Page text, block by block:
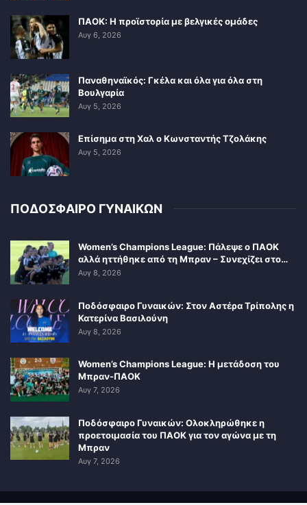
ΠΑΟΚ: Η προϊστορία με βελγικές ομάδες
Αυγ 6, 2026
Παναθηναϊκός: Γκέλα και όλα για όλα στη
Βουλγαρία
Αυγ 5, 2026
Επίσημα στη Χαλ ο Κωνσταντής Τζολάκης
Αυγ 5, 2026
ΠΟΔΟΣΦΑΙΡΟ ΓΥΝΑΙΚΩΝ
Women’s Champions League: Πάλεψε ο ΠΑΟΚ
αλλά ηττήθηκε από τη Μπραν – Συνεχίζει στο…
Αυγ 8, 2026
Ποδόσφαιρο Γυναικών: Στον Αστέρα Τρίπολης η
Κατερίνα Βασιλούνη
Αυγ 8, 2026
Women’s Champions League: Η μετάδοση του
Μπραν-ΠΑΟΚ
Αυγ 7, 2026
Ποδόσφαιρο Γυναικών: Ολοκληρώθηκε η
προετοιμασία του ΠΑΟΚ για τον αγώνα με τη
Μπραν
Αυγ 7, 2026